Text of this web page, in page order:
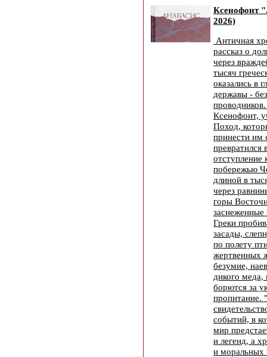
Ксенофонт
2026)
Античная
рассказ о
через
тысяч
оказались в
державы -
Ксенофонт,
Поход,
принести им
превратился
отступление
побережью
длиной в
через
горы
Греки
засады,
по полету
жертвенных
безумие,
дикого
борются за
пропитание.
событий, в
мир
и легенд, а
и моральных